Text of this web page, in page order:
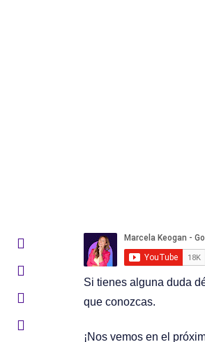
Si tienes alguna duda
que conozcas.
¡Nos vemos en el